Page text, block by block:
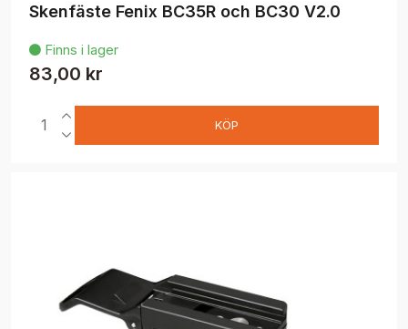
 Finns i lager
Skenfäste Fenix BC35R och BC30 V2.0
83,00 kr
KÖP